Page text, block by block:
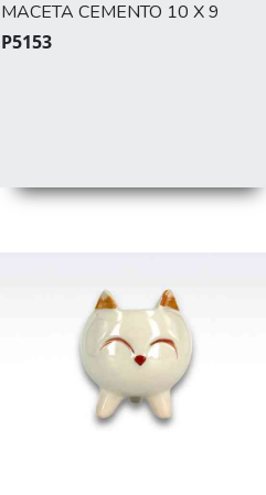
MACETA CEMENTO 10 X 9
P5153